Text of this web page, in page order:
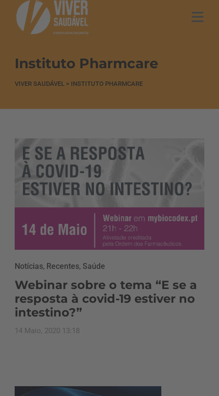
Instituto Pharmcare
VIVER SAUDÁVEL > INSTITUTO PHARMCARE
Notícias, Recentes, Saúde
Webinar sobre o tema “E se a
resposta à covid-19 estiver no
intestino?”
14 Maio, 2020 13:18